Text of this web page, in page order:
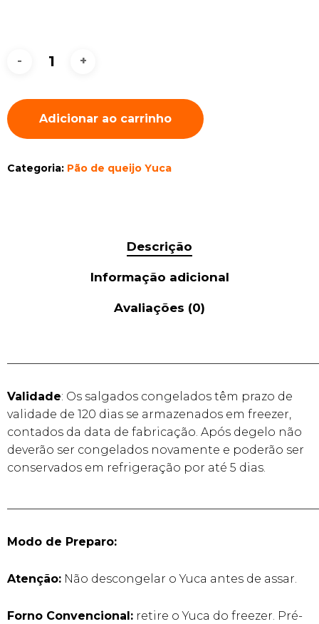
Adicionar ao carrinho
Categoria: Pão de queijo Yuca
Descrição
Informação adicional
Avaliações (0)
Validade: Os salgados congelados têm prazo de
validade de 120 dias se armazenados em freezer,
contados da data de fabricação. Após degelo não
deverão ser congelados novamente e poderão ser
conservados em refrigeração por até 5 dias.
Modo de Preparo:
Atenção: Não descongelar o Yuca antes de assar.
Forno Convencional: retire o Yuca do freezer. Pré-